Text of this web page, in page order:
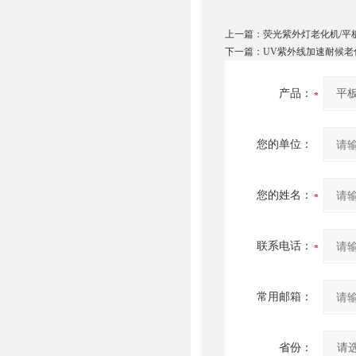
上一篇： 荧光紫外灯老化机/平
下一篇： UV紫外线加速耐候老
产品：
您的单位：
您的姓名：
联系电话：
常用邮箱：
省份：